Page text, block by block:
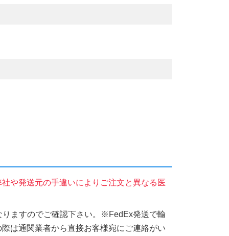
や発送元の手違いによりご注文と異なる医
ますのでご確認下さい。※FedEx発送で輸
は通関業者から直接お客様宛にご連絡がい